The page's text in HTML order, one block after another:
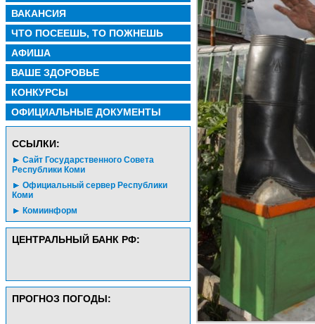
ВАКАНСИЯ
ЧТО ПОСЕЕШЬ, ТО ПОЖНЕШЬ
АФИША
ВАШЕ ЗДОРОВЬЕ
КОНКУРСЫ
ОФИЦИАЛЬНЫЕ ДОКУМЕНТЫ
CСЫЛКИ:
Сайт Государственного Совета
Республики Коми
Официальный сервер Республики
Коми
Комиинформ
ЦЕНТРАЛЬНЫЙ БАНК РФ:
ПРОГНОЗ ПОГОДЫ: